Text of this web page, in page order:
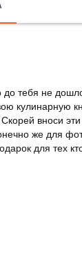
тебя не
кулинарную
вноси
же для
для тех